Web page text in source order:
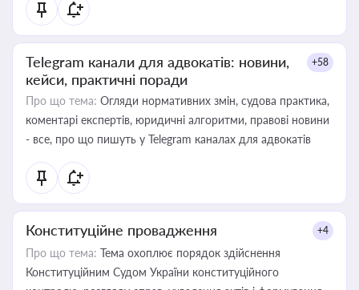
Telegram канали для адвокатів: новини,
кейси, практичні поради
+58
Про що тема: Огляди нормативних змін, судова практика,
коментарі експертів, юридичні алгоритми, правові новини
- все, про що пишуть у Telegram каналах для адвокатів
Конституційне провадження +4
Про що тема: Тема охоплює порядок здійснення
Конституційним Судом України конституційного